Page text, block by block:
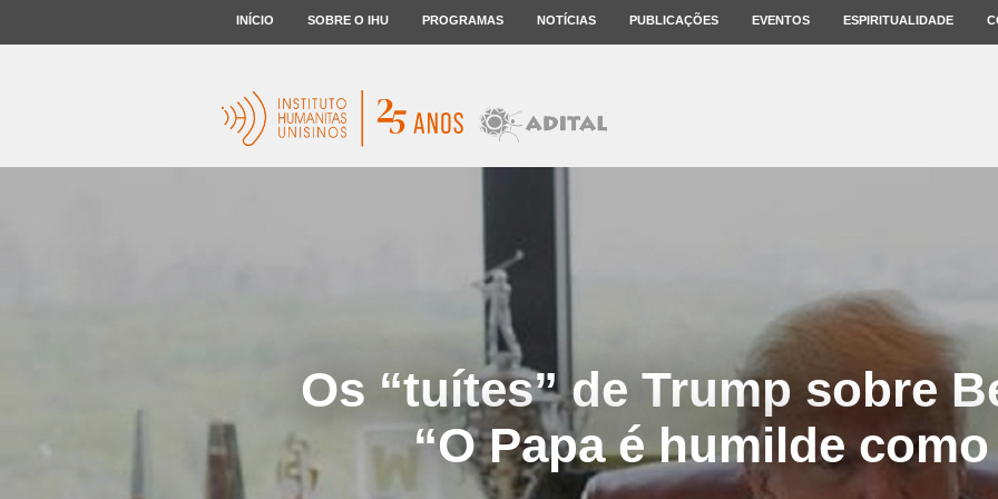
INÍCIO SOBRE O IHU PROGRAMAS NOTÍCIAS PUBLICAÇÕES EVENTOS ESPIRITUALIDADE
Os “tuítes” de Trump sobre
“O Papa é humilde como